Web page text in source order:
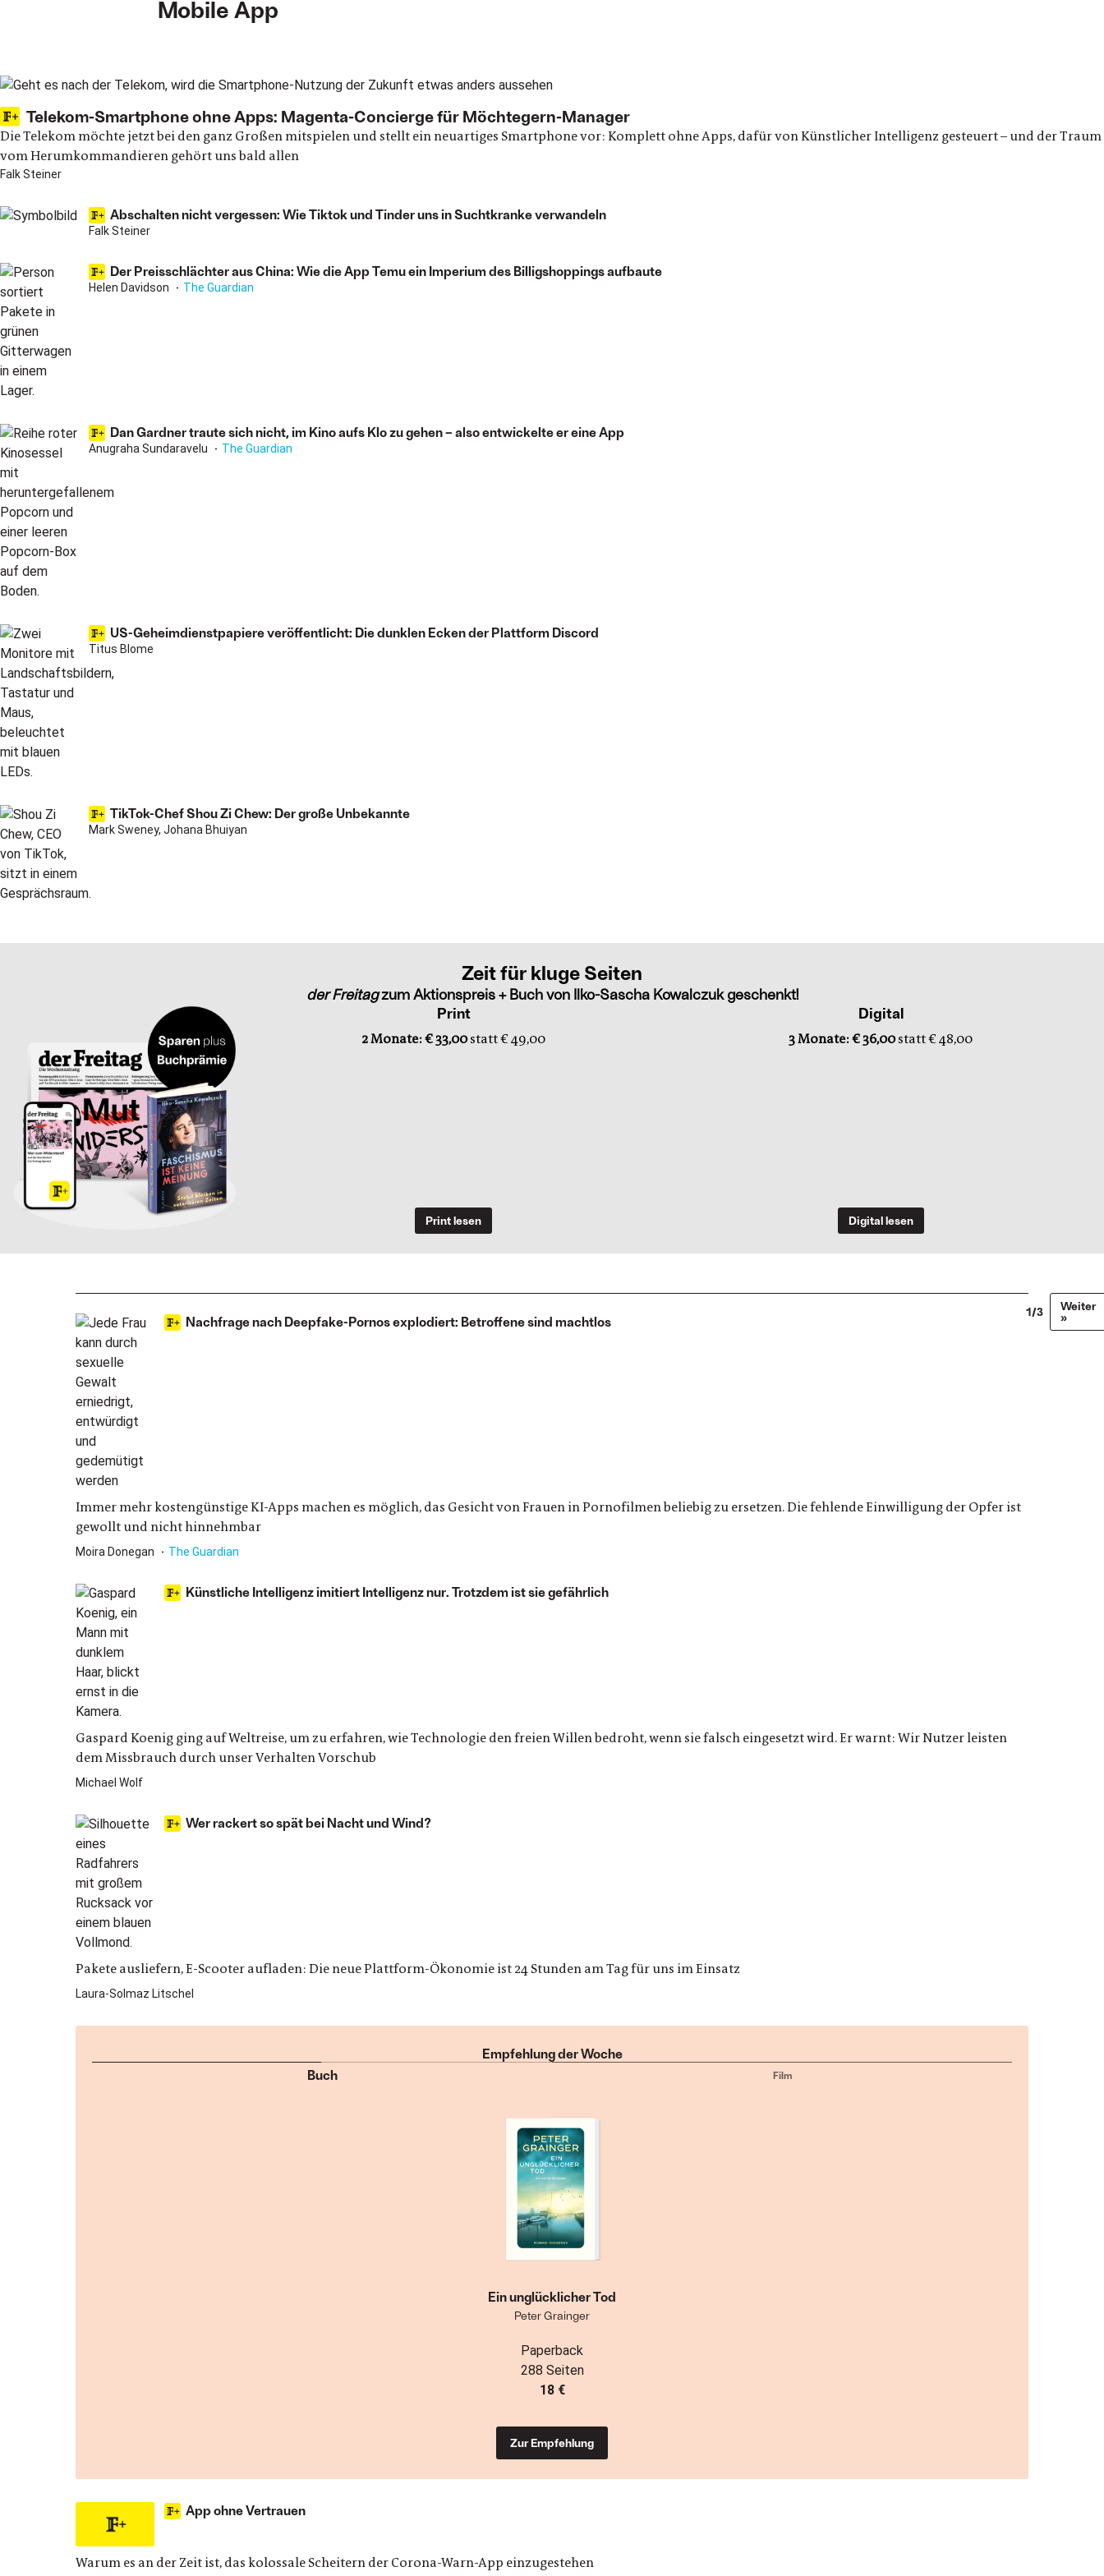
Mobile App
Main articles
Telekom-Smartphone ohne Apps: Magenta-Concierge für Möchtegern-Manager
Die Telekom möchte jetzt bei den ganz Großen mitspielen und stellt ein neuartiges Smartphone vor: Komplett ohne Apps, dafür von Künstlicher Intelligenz gesteuert – und der Traum
vom Herumkommandieren gehört uns bald allen
Falk Steiner
Abschalten nicht vergessen: Wie Tiktok und Tinder uns in Suchtkranke verwandeln
Falk Steiner
Der Preisschlächter aus China: Wie die App Temu ein Imperium des Billigshoppings aufbaute
Helen Davidson The Guardian
Dan Gardner traute sich nicht, im Kino aufs Klo zu gehen – also entwickelte er eine App
Anugraha Sundaravelu The Guardian
US-Geheimdienstpapiere veröffentlicht: Die dunklen Ecken der Plattform Discord
Titus Blome
TikTok-Chef Shou Zi Chew: Der große Unbekannte
Mark Sweney, Johana Bhuiyan
Zeit für kluge Seiten
der Freitagzum Aktionspreis + Buch von Ilko-Sascha Kowalczuk geschenkt!
Print
2 Monate: € 33,00statt € 49,00
Print lesen
Digital
3 Monate: € 36,00statt € 48,00
Digital lesen
Nachfrage nach Deepfake-Pornos explodiert: Betroffene sind machtlos
Immer mehr kostengünstige KI-Apps machen es möglich, das Gesicht von Frauen in Pornofilmen beliebig zu ersetzen. Die fehlende Einwilligung der Opfer ist
gewollt und nicht hinnehmbar
Moira Donegan The Guardian
Künstliche Intelligenz imitiert Intelligenz nur. Trotzdem ist sie gefährlich
Gaspard Koenig ging auf Weltreise, um zu erfahren, wie Technologie den freien Willen bedroht, wenn sie falsch eingesetzt wird. Er warnt: Wir Nutzer leisten
dem Missbrauch durch unser Verhalten Vorschub
Michael Wolf
Wer rackert so spät bei Nacht und Wind?
Pakete ausliefern, E-Scooter aufladen: Die neue Plattform-Ökonomie ist 24 Stunden am Tag für uns im Einsatz
Laura-Solmaz Litschel
App ohne Vertrauen
Warum es an der Zeit ist, das kolossale Scheitern der Corona-Warn-App einzugestehen
Empfehlung der Woche
Buch
Film
Ein unglücklicher Tod
Peter Grainger
Paperback
288 Seiten
18 €
Zur Empfehlung
1/3
Weiter
»